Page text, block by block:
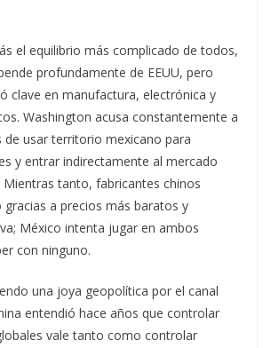
el equilibrio más complicado de todos,
profundamente de EEUU, pero
clave en manufactura, electrónica y
Washington acusa constantemente a
de usar territorio mexicano para
y entrar indirectamente al mercado
tanto, fabricantes chinos
gracias a precios más baratos y
México intenta jugar en ambos
con ninguno.
una joya geopolítica por el canal
entendió hace años que controlar
vale tanto como controlar